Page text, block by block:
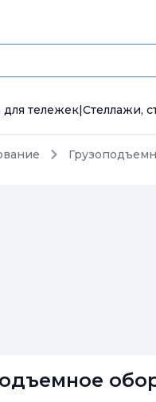
для тележек|Стеллажи,